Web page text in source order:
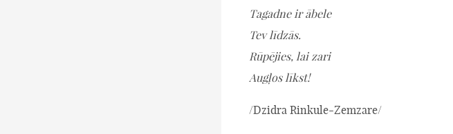
Tagadne ir ābele
Tev līdzās.
Rūpējies, lai zari
Augļos līkst!
/Dzidra Rinkule-Zemzare/